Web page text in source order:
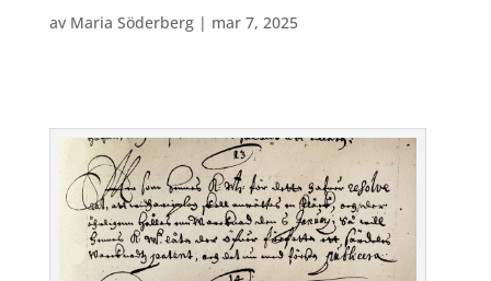
av Maria Söderberg| mar 7, 2025